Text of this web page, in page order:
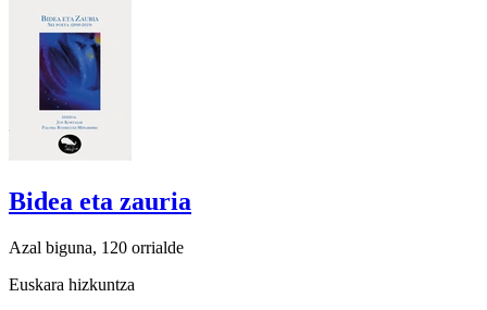
Bidea eta zauria
Azal biguna, 120 orrialde
Euskara hizkuntza